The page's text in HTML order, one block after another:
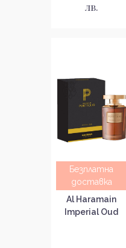
лв.
Безплатна
доставка
Al Haramain
Imperial Oud